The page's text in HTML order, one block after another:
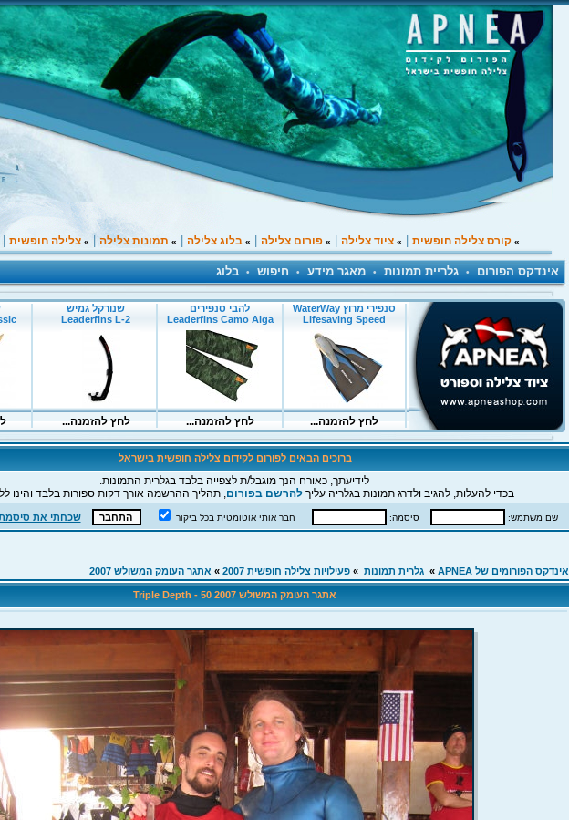
» קורס צלילה חופשית |
» ציוד צלילה |
» פורום צלילה |
» בלוג צלילה |
» תמונות צלילה |
» צלילה חופשית |
אינדקס הפורום • גלריית תמונות • מאגר מידע • חיפוש • בלוג
ברוכים הבאים לפורום לקידום צלילה חופשית בישראל
לידיעתך, כאורח הנך מוגבל/ת לצפייה בלבד בגלרית התמונות.
בכדי להעלות, להגיב ולדרג תמונות בגלריה עליךלהרשם בפורום, תהליך ההרשמה אורך דקות ספורות בלבד והינו
שם משתמש: סיסמה: חבר אותי אוטומטית בכל ביקור שכחתי את
אינדקס הפורומים של APNEA » גלרית תמונות » פעילויות צלילה חופשית 2007 » אתגר העומק המשולש 2007
אתגר העומק המשולש 2007 Triple Depth - 50